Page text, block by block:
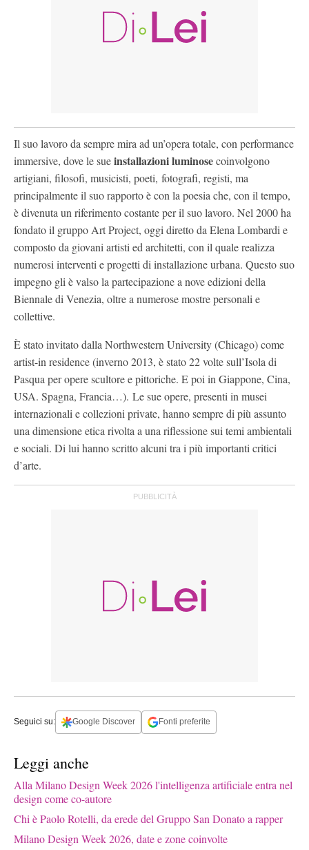
Il suo lavoro da sempre mira ad un’opera totale, con performance
immersive, dove le sueinstallazioni luminosecoinvolgono
artigiani, filosofi, musicisti, poeti, fotografi, registi, ma
principalmente il suo rapporto è con la poesia che, con il tempo,
è divenuta un riferimento costante per il suo lavoro. Nel 2000 ha
fondato il gruppo Art Project, oggi diretto da Elena Lombardi e
composto da giovani artisti ed architetti, con il quale realizza
numerosi interventi e progetti di installazione urbana. Questo suo
impegno gli è valso la partecipazione a nove edizioni della
Biennale di Venezia, oltre a numerose mostre personali e
collettive.
È stato invitato dalla Northwestern University (Chicago) come
artist-in residence (inverno 2013, è stato 22 volte sull’Isola di
Pasqua per opere scultore e pittoriche. E poi in Giappone, Cina,
USA. Spagna, Francia…). Le sue opere, presenti in musei
internazionali e collezioni private, hanno sempre di più assunto
una dimensione etica rivolta a una riflessione sui temi ambientali
e sociali. Di lui hanno scritto alcuni tra i più importanti critici
d’arte.
Seguici su: Google Discover Fonti preferite
Leggi anche
Alla Milano Design Week 2026 l'intelligenza artificiale entra nel
design come co-autore
Chi è Paolo Rotelli, da erede del Gruppo San Donato a rapper
Milano Design Week 2026, date e zone coinvolte